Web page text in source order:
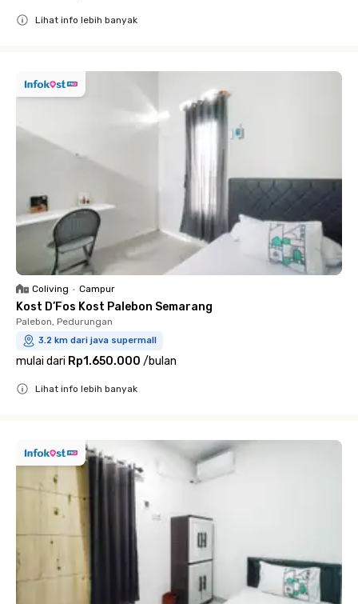
Lihat info lebih banyak
Coliving • Campur
Kost D’Fos Kost Palebon Semarang
Palebon, Pedurungan
3.2 km dari java supermall
mulai dari Rp1.650.000 /bulan
Lihat info lebih banyak